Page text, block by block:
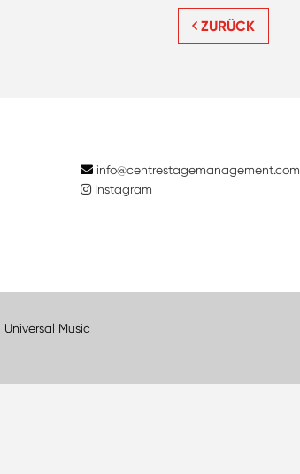
ZURÜCK
info@centrestagemanagement.com
Instagram
Universal Music